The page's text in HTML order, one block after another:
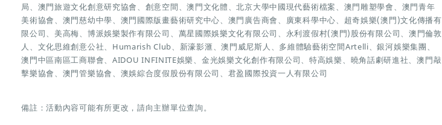
局、澳門旅遊文化創意研究協會、創意空間、澳門文化體、北京大學中國現代藝術檔案、澳門雕塑學會、澳門青年
美術協會、澳門慈幼中學、澳門國際版畫藝術研究中心、澳門廣告商會、廣東科學中心、超奇娛樂(澳門)文化傳播有
限公司、美高梅、博派娛樂製作有限公司、萬星國際娛樂文化有限公司、永利渡假村(澳門)股份有限公司、澳門倫敦
人、文化思維創意公社、Humarish Club、新濠影滙、澳門威尼斯人、多維體驗藝術空間Artelli、銀河娛樂集團、
澳門中區南區工商聯會、AIDOU INFINITE娛樂、金光娛樂文化創作有限公司、特高娛樂、曉角話劇研進社、澳門敲
擊樂協會、澳門管樂協會、澳娛綜合度假股份有限公司、君盈國際投資一人有限公司
備註：活動內容可能有所更改，請向主辦單位查詢。